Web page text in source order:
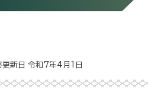
新日 令和7年4月1日